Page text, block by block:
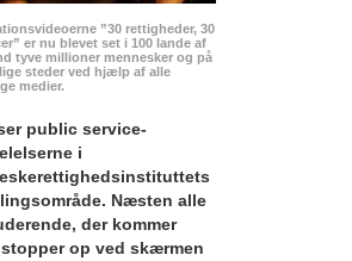
”30 rettigheder, 30
er nu blevet set i 100 lande af
tyve millioner mennesker og på
steder ved hjælp af alle
medier.
public service-
i
Næsten alle
der kommer
op ved skærmen